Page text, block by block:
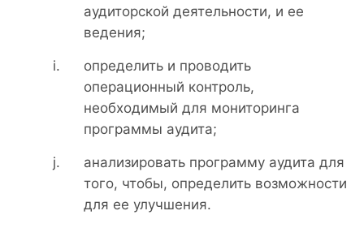
аудиторской деятельности, и ее
ведения;
определить и проводить
операционный контроль,
необходимый для мониторинга
программы аудита;
анализировать программу аудита для
того, чтобы, определить возможности
для ее улучшения.